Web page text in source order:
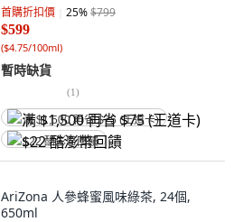
首購折扣價 25%$799
$599
($4.75/100ml)
暫時缺貨
(1)
满 $1,500 再省 $75 (王道卡)
$22 酷澎幣回饋
AriZona 人參蜂蜜風味綠茶, 24個,
650ml